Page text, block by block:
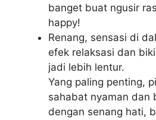
banget buat ngusir
happy!
Renang, sensasi di
efek relaksasi dan
jadi lebih lentur.
Yang paling penting,
sahabat nyaman dan
dengan senang hati,